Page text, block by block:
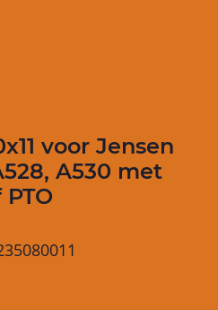
voor Jensen
A530 met